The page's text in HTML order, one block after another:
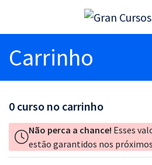
Carrinho
0 curso no carrinho
Não perca a chance! Esses
estão garantidos nos próximos